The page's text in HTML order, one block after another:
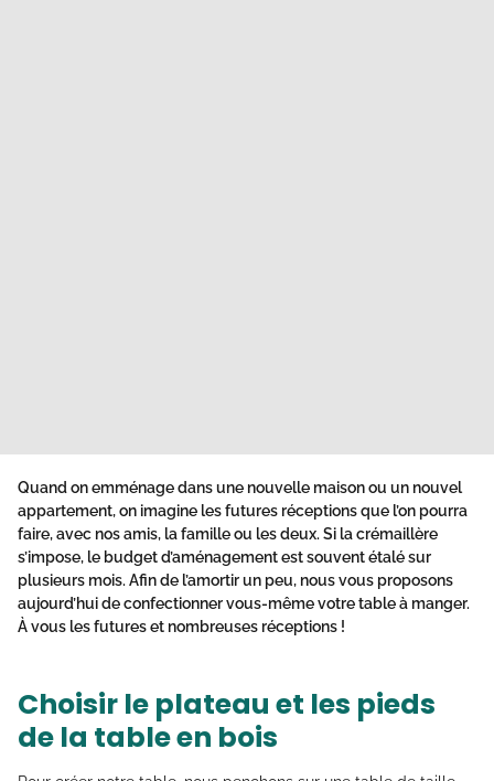
Quand on emménage dans une nouvelle maison ou un nouvel
appartement, on imagine les futures réceptions que l’on pourra
faire, avec nos amis, la famille ou les deux. Si la crémaillère
s’impose, le budget d’aménagement est souvent étalé sur
plusieurs mois. Afin de l’amortir un peu, nous vous proposons
aujourd’hui de confectionner vous-même votre table à manger.
À vous les futures et nombreuses réceptions !
Choisir le plateau et les pieds
de la table en bois